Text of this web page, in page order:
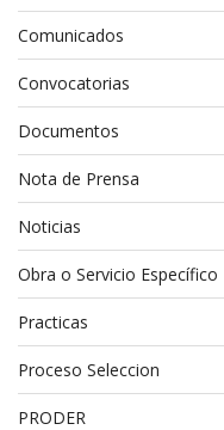
Comunicados
Convocatorias
Documentos
Nota de Prensa
Noticias
Obra o Servicio Específico
Practicas
Proceso Seleccion
PRODER